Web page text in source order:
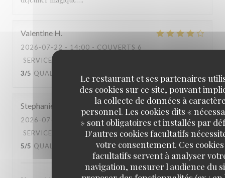
Le restaurant et ses partenaires
des cookies sur ce site, pouvant
la collecte de données à
personnel. Les cookies dits «
» sont obligatoires et installés par
D'autres cookies facultatifs
votre consentement. Ces cookies
facultatifs servent à analyser
navigation, mesurer l'audience du
Valentine H
2026-07-22 - 14:00 - COUVERTS 6
SERVICE
3/5 QUALITÉ / PRIX
Stephanie
2026-07-20
- 14:00 - COUVERTS 3
SERVICE
AMBIANCE: 5 /5 CUISINE:
5/5 QUALITÉ / PRIX 5/5